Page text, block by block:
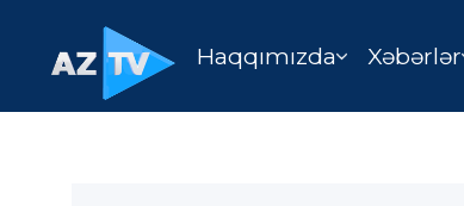
Haqqımızda Xəbərlər